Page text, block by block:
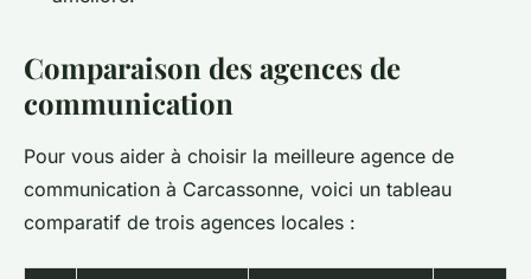
Comparaison des agences de
communication
Pour vous aider à choisir la meilleure agence de
communication à Carcassonne, voici un tableau
comparatif de trois agences locales :